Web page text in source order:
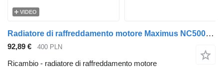
VIDEO
Radiatore di raffreddamento motore Maximus NC5002 per camion Scania SERIA4
92,89 € 400 PLN
Ricambio - radiatore di raffreddamento motore